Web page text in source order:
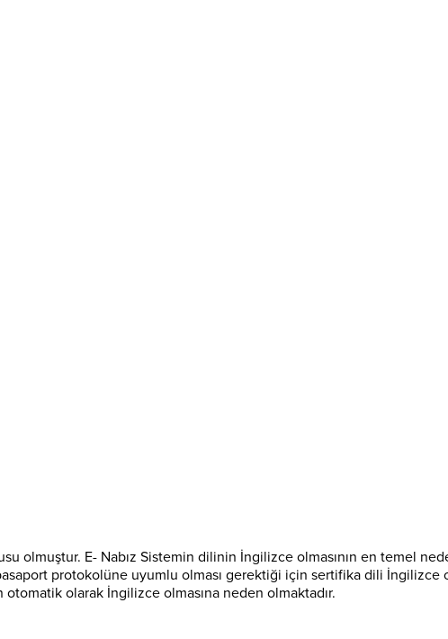
olmuştur. E- Nabız Sistemin dilinin İngilizce olmasının en temel
protokolüne uyumlu olması gerektiği için sertifika dili İngilizce
olarak İngilizce olmasına neden olmaktadır.